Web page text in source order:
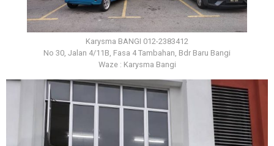
Karysma BANGI 012-2383412
No 30, Jalan 4/11B, Fasa 4 Tambahan, Bdr Baru Bangi
Waze : Karysma Bangi